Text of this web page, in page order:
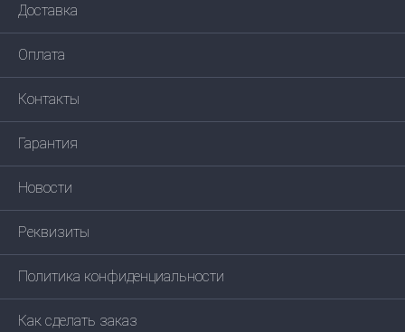
Доставка
Оплата
Контакты
Гарантия
Новости
Реквизиты
Политика конфиденциальности
Как сделать заказ